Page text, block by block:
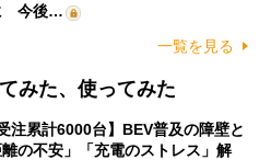
今後…
一覧を見る
みた、使ってみた
注累計6000台】BEV普及の障壁と
の不安」「充電のストレス」解